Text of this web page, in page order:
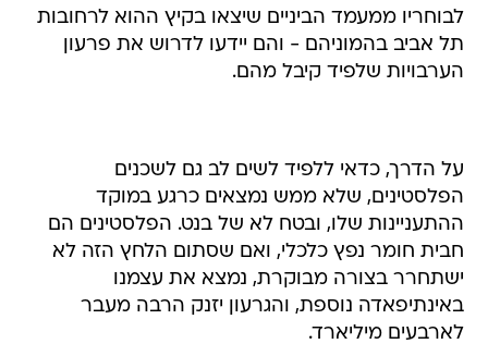
לבוחריו ממעמד הביניים שיצאו בקיץ ההוא לרחובות
תל אביב בהמוניהם - והם יידעו לדרוש את פרעון
הערבויות שלפיד קיבל מהם.
על הדרך, כדאי ללפיד לשים לב גם לשכנים
הפלסטינים, שלא ממש נמצאים כרגע במוקד
ההתעניינות שלו, ובטח לא של בנט. הפלסטינים הם
חבית חומר נפץ כלכלי, ואם שסתום הלחץ הזה לא
ישתחרר בצורה מבוקרת, נמצא את עצמנו
באינתיפאדה נוספת, והגרעון יזנק הרבה מעבר
לארבעים מיליארד.